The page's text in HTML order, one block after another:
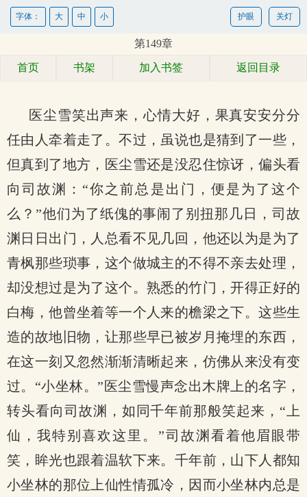
关灯
护眼
字体： 大 中 小
第149章
首页 书架 加入书签 返回目录
医尘雪笑出声来，心情大好，果真安安分分
任由人牵着走了。不过，虽说也是猜到了一些，
但真到了地方，医尘雪还是没忍住惊讶，偏头看
向司故渊：“你之前总是出门，便是为了这个
么？”他们为了纸傀的事闹了别扭那几日，司故
渊日日出门，人总看不见几回，他还以为是为了
青枫那些琐事，这个做城主的不得不亲去处理，
却没想过是为了这个。熟悉的竹门，开得正好的
白梅，他曾坐着等一个人来的檐梁之下。这些生
造的故地旧物，让那些早已被岁月掩埋的东西，
在这一刻又忽然渐渐清晰起来，仿佛从来没有变
过。“小坐林。”医尘雪慢声念出木牌上的名字，
转头看向司故渊，如同千年前那般笑起来，“上
仙，我特别喜欢这里。”司故渊看着他眉眼带
笑，眸光也跟着温软下来。千年前，山下人都知
小坐林的那位上仙性情孤冷，因而小坐林内总是